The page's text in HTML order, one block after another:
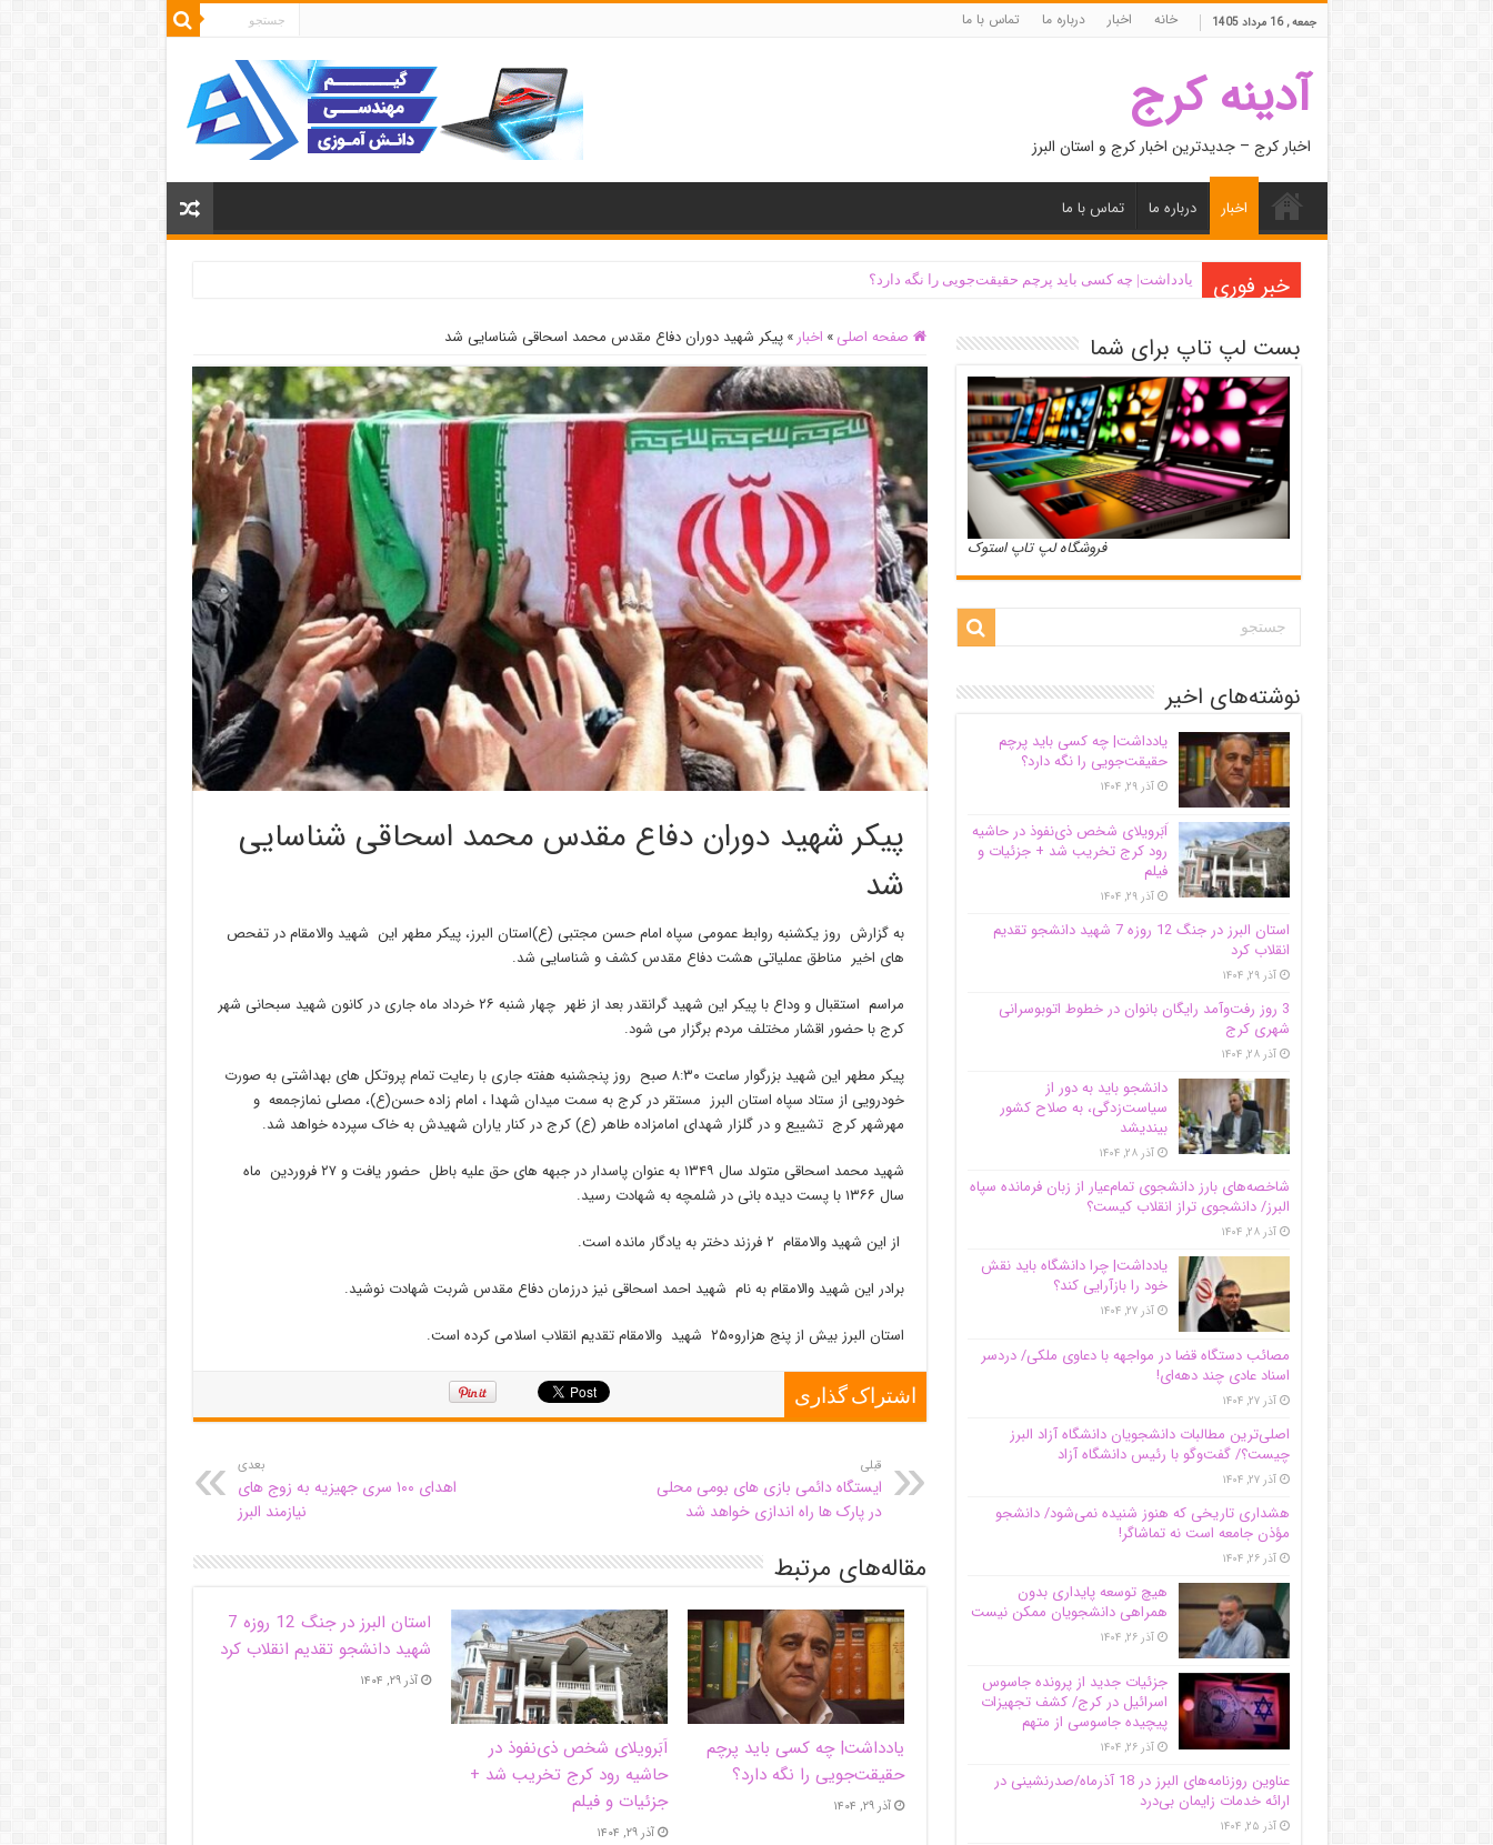
جمعه , 16 مرداد 1405 خانه اخبار درباره ما تماس با ما
آدینه کرج
اخبار کرج – جدیدترین اخبار کرج و استان البرز
اخبار درباره ما تماس با ما
خبر فوری یادداشت| ‌چه کسی باید پرچم حقیقت‌جویی را نگه دارد؟
صفحه اصلی » اخبار » پیکر شهید دوران دفاع مقدس محمد اسحاقی شناسایی شد
پیکر شهید دوران دفاع مقدس محمد اسحاقی شناسایی
شد
به گزارش روز یکشنبه روابط عمومی سپاه امام حسن مجتبی (ع)‌استان البرز، پیکر مطهر این شهید والامقام در تفحص
های اخیر مناطق عملیاتی هشت دفاع مقدس کشف و شناسایی شد.
مراسم استقبال و وداع با پیکر این شهید گرانقدر بعد از ظهر چهار شنبه ۲۶ خرداد ماه جاری در کانون شهید سبحانی شهر
کرج با حضور اقشار مختلف مردم برگزار می شود.
پیکر مطهر این شهید بزرگوار ساعت ۸:۳۰ صبح روز پنجشنبه هفته جاری با رعایت تمام پروتکل های بهداشتی به صورت
خودرویی از ستاد سپاه استان البرز مستقر در کرج به سمت میدان شهدا ، امام زاده حسن(ع)، مصلی نمازجمعه و
مهرشهر کرج تشییع و در گلزار شهدای امامزاده طاهر (ع) کرج در کنار یاران شهیدش به خاک سپرده خواهد شد.
شهید محمد اسحاقی متولد سال ۱۳۴۹ به عنوان پاسدار در جبهه های حق علیه باطل حضور یافت و ۲۷ فروردین ماه
سال ۱۳۶۶ با پست دیده بانی در شلمچه به شهادت رسید.
از این شهید والامقام ۲ فرزند دختر به یادگار مانده است.
برادر این شهید والامقام به نام شهید احمد اسحاقی نیز درزمان دفاع مقدس شربت شهادت نوشید.
استان البرز بیش از پنج هزارو۲۵۰ شهید والامقام تقدیم انقلاب اسلامی کرده است.
اشتراک گذاری
قبلی
ایستگاه دائمی بازی های بومی محلی
در پارک ها راه اندازی خواهد شد
بعدی
اهدای ۱۰۰ سری جهیزیه به زوج های
نیازمند البرز
مقاله‌های مرتبط
یادداشت| ‌چه کسی باید پرچم
حقیقت‌جویی را نگه دارد؟
آذر ۲۹, ۱۴۰۴
اَبَر‌ویلای شخص ذی‌نفوذ در
حاشیه‌ رود کرج تخریب شد +
جزئیات و فیلم
آذر ۲۹, ۱۴۰۴
استان البرز در جنگ 12 روزه 7
شهید دانشجو تقدیم انقلاب کرد
آذر ۲۹, ۱۴۰۴
بست لپ تاپ برای شما
فروشگاه لپ تاپ استوک
نوشته‌های اخیر
یادداشت| ‌چه کسی باید پرچم
حقیقت‌جویی را نگه دارد؟
آذر ۲۹, ۱۴۰۴
اَبَر‌ویلای شخص ذی‌نفوذ در حاشیه‌
رود کرج تخریب شد + جزئیات و
فیلم
آذر ۲۹, ۱۴۰۴
استان البرز در جنگ 12 روزه 7 شهید دانشجو تقدیم
انقلاب کرد
آذر ۲۹, ۱۴۰۴
3 روز رفت‌وآمد رایگان بانوان در خطوط اتوبوسرانی
شهری کرج
آذر ۲۸, ۱۴۰۴
دانشجو باید به دور از
سیاست‌زدگی، به صلاح کشور
بیندیشد
آذر ۲۸, ۱۴۰۴
شاخصه‌های بارز دانشجوی تمام‌عیار از زبان فرمانده سپاه
البرز/ دانشجوی تراز انقلاب کیست؟
آذر ۲۸, ۱۴۰۴
یادداشت| چرا دانشگاه باید نقش
خود را بازآرایی کند؟
آذر ۲۷, ۱۴۰۴
مصائب دستگاه قضا در مواجهه با دعاوی ملکی/ دردسر
اسناد عادی چند‌ دهه‌ای!
آذر ۲۷, ۱۴۰۴
اصلی‌ترین مطالبات دانشجویان دانشگاه آزاد البرز
چیست؟/ گفت‌وگو با رئیس دانشگاه آز‌اد
آذر ۲۷, ۱۴۰۴
هشداری تاریخی که هنوز شنیده نمی‌شود/ دانشجو
مؤذن جامعه است نه تماشاگر!
آذر ۲۶, ۱۴۰۴
هیچ توسعه پایداری بدون
همراهی دانشجویان ممکن نیست
آذر ۲۶, ۱۴۰۴
جزئیات جدید از پرونده جاسوس
اسرائیل در کرج/‌ کشف تجهیزات
پیچیده جاسوسی از متهم
آذر ۲۶, ۱۴۰۴
عناوین روزنامه‌های البرز در ‌18 آذرماه/صدرنشینی در
ارائه خدمات زایمان بی‌درد
آذر ۲۵, ۱۴۰۴